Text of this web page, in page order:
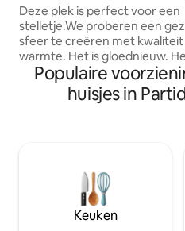
Deze plek is perfect voor een
stelletje.We proberen een
sfeer te creëren met kwaliteit
warmte. Het is gloednieuw.
een koelkast onder het
elektrische oven, een
broodrooster, een
De grill en de patio zijn
gemeenschappelijk
geen andere eenheden dan
de verhuurders. Het is
Populaire
huisjes in
Keuken